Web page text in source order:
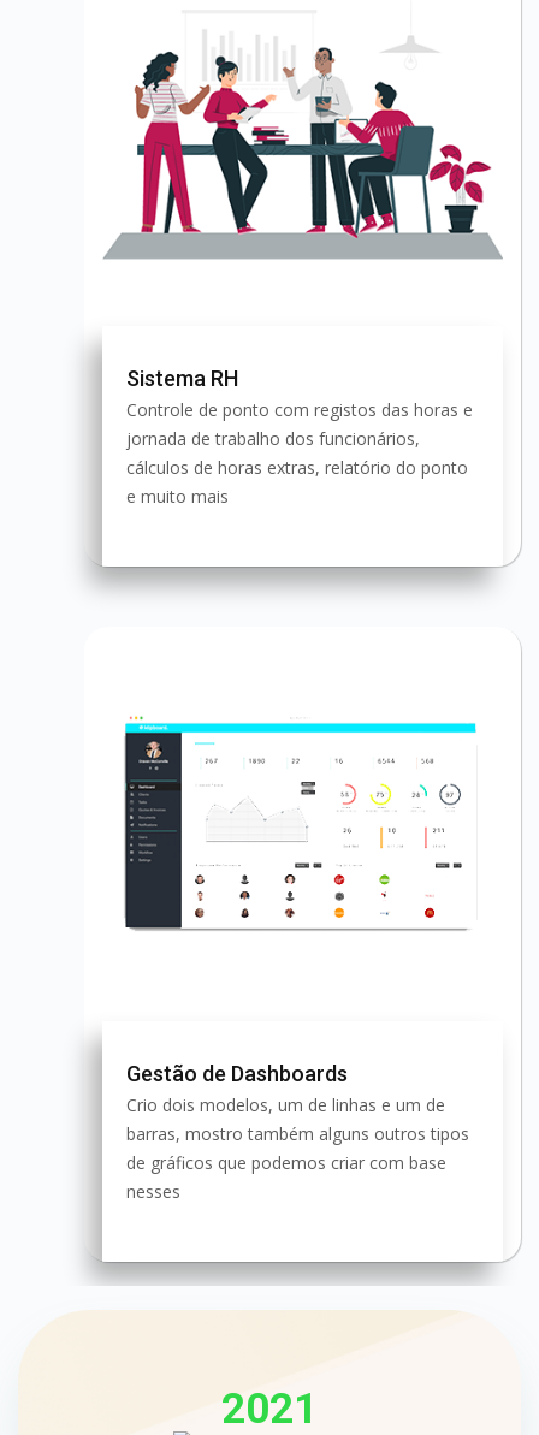
Sistema RH
Controle de ponto com registos das horas e
jornada de trabalho dos funcionários,
cálculos de horas extras, relatório do ponto
e muito mais
Gestão de Dashboards
Crio dois modelos, um de linhas e um de
barras, mostro também alguns outros tipos
de gráficos que podemos criar com base
nesses
2021